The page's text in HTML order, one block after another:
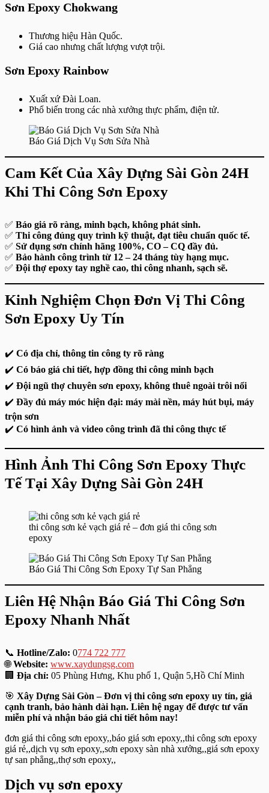
Sơn Epoxy Chokwang
Thương hiệu Hàn Quốc.
Giá cao nhưng chất lượng vượt trội.
Sơn Epoxy Rainbow
Xuất xứ Đài Loan.
Phổ biến trong các nhà xưởng thực phẩm, điện tử.
Báo Giá Dịch Vụ Sơn Sửa Nhà
Cam Kết Của Xây Dựng Sài Gòn 24H
Khi Thi Công Sơn Epoxy
✅ Báo giá rõ ràng, minh bạch, không phát sinh.
✅ Thi công đúng quy trình kỹ thuật, đạt tiêu chuẩn quốc tế.
✅ Sử dụng sơn chính hãng 100%, CO – CQ đầy đủ.
✅ Bảo hành công trình từ 12 – 24 tháng tùy hạng mục.
✅ Đội thợ epoxy tay nghề cao, thi công nhanh, sạch sẽ.
Kinh Nghiệm Chọn Đơn Vị Thi Công
Sơn Epoxy Uy Tín
✔️ Có địa chỉ, thông tin công ty rõ ràng
✔️ Có báo giá chi tiết, hợp đồng thi công minh bạch
✔️ Đội ngũ thợ chuyên sơn epoxy, không thuê ngoài trôi nổi
✔️ Đầy đủ máy móc hiện đại: máy mài nền, máy hút bụi, máy
trộn sơn
✔️ Có hình ảnh và video công trình đã thi công thực tế
Hình Ảnh Thi Công Sơn Epoxy Thực
Tế Tại Xây Dựng Sài Gòn 24H
thi công sơn kẻ vạch giá rẻ – đơn giá thi công sơn
epoxy
Báo Giá Thi Công Sơn Epoxy Tự San Phẳng
Liên Hệ Nhận Báo Giá Thi Công Sơn
Epoxy Nhanh Nhất
📞 Hotline/Zalo: 0774 722 777
🌐Website: www.xaydungsg.com
🏢 Địa chỉ: 05 Phùng Hưng, Khu phố 1, Quận 5,Hồ Chí Minh
🎯 Xây Dựng Sài Gòn – Đơn vị thi công sơn epoxy uy tín, giá
cạnh tranh, bảo hành dài hạn. Liên hệ ngay để được tư vấn
miễn phí và nhận báo giá chi tiết hôm nay!
đơn giá thi công sơn epoxy,,báo giá sơn epoxy,,thi công sơn epoxy
giá rẻ,,dịch vụ sơn epoxy,,sơn epoxy sàn nhà xưởng,,giá sơn epoxy
tự san phẳng,,thợ sơn epoxy,,
Dịch vụ sơn epoxy